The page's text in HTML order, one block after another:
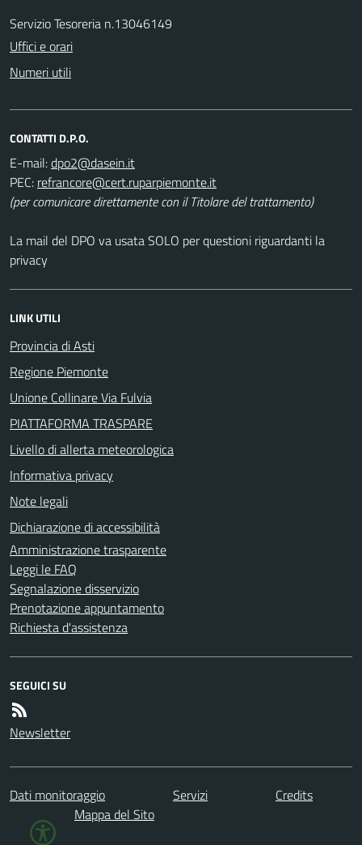
Servizio Tesoreria n.13046149
Uffici e orari
Numeri utili
CONTATTI D.P.O.
E-mail:
PEC:
(per comunicare direttamente con il Titolare del trattamento)
La mail del DPO va usata SOLO per questioni riguardanti la
privacy
LINK UTILI
Provincia di Asti
Regione Piemonte
Unione Collinare Via Fulvia
PIATTAFORMA TRASPARE
Livello di allerta meteorologica
Informativa privacy
Note legali
Dichiarazione di accessibilità
Amministrazione trasparente
Leggi le FAQ
Segnalazione disservizio
Prenotazione appuntamento
Richiesta d'assistenza
SEGUICI SU
Newsletter
Dati monitoraggio Servizi
Credits
Mappa del Sito